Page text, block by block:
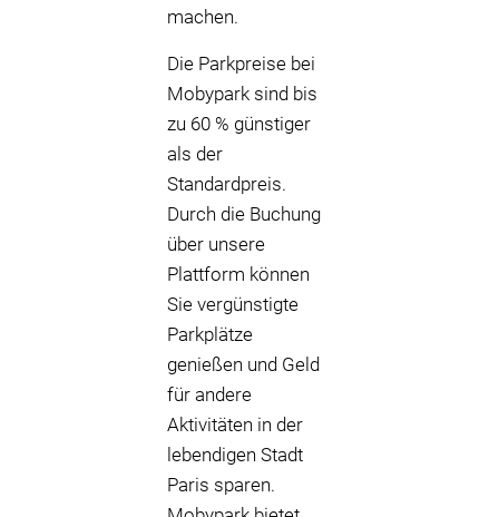
machen.
Die Parkpreise bei
Mobypark sind bis
zu 60 % günstiger
als der
Standardpreis.
Durch die Buchung
über unsere
Plattform können
Sie vergünstigte
Parkplätze
genießen und Geld
für andere
Aktivitäten in der
lebendigen Stadt
Paris sparen.